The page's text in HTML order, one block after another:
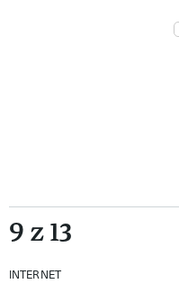
9 z 13
INTERNET